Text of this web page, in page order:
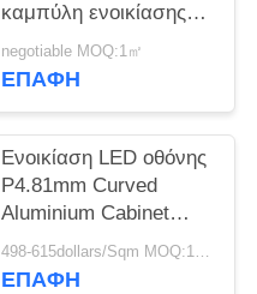
καμπύλη ενοικίασης
για εκδηλώσεις
negotiable MOQ:1㎡
ΕΠΑΦΉ
Ενοικίαση LED οθόνης
P4.81mm Curved
Aluminium Cabinet
500x500mm Γρήγορη
συναρμολόγηση για
498-615dollars/Sqm MOQ:1 τ.μ.
ΕΠΑΦΉ